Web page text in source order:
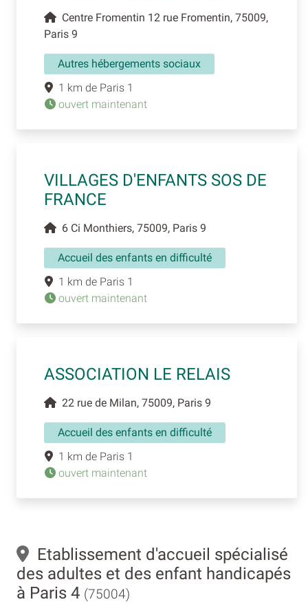
Centre Fromentin 12 rue Fromentin, 75009,
Paris 9
Autres hébergements sociaux
1 km de Paris 1
ouvert maintenant
VILLAGES D'ENFANTS SOS DE
FRANCE
6 Ci Monthiers, 75009, Paris 9
Accueil des enfants en difficulté
1 km de Paris 1
ouvert maintenant
ASSOCIATION LE RELAIS
22 rue de Milan, 75009, Paris 9
Accueil des enfants en difficulté
1 km de Paris 1
ouvert maintenant
Etablissement d'accueil spécialisé
des adultes et des enfant handicapés
à Paris 4 (75004)